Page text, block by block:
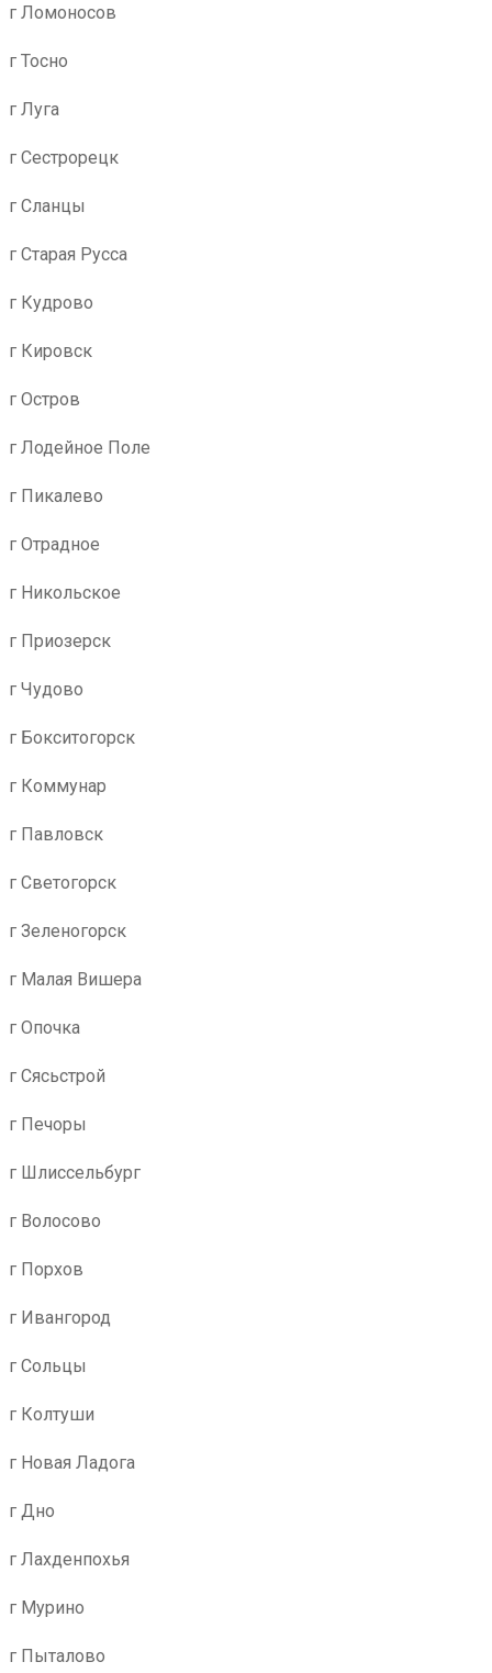
г Ломоносов
г Тосно
г Луга
г Сестрорецк
г Сланцы
г Старая Русса
г Кудрово
г Кировск
г Остров
г Лодейное Поле
г Пикалево
г Отрадное
г Никольское
г Приозерск
г Чудово
г Бокситогорск
г Коммунар
г Павловск
г Светогорск
г Зеленогорск
г Малая Вишера
г Опочка
г Сясьстрой
г Печоры
г Шлиссельбург
г Волосово
г Порхов
г Ивангород
г Сольцы
г Колтуши
г Новая Ладога
г Дно
г Лахденпохья
г Мурино
г Пыталово